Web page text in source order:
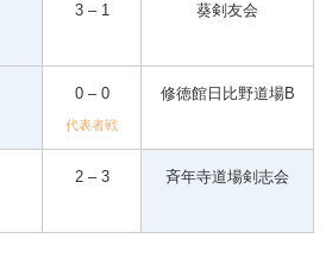
3 – 1 葵剣友会
0 – 0
代表者戦
修徳館日比野道場B
2 – 3 斉年寺道場剣志会